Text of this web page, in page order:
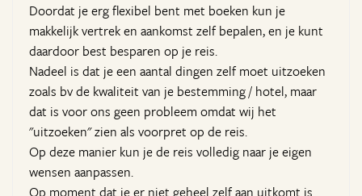
Doordat je erg flexibel bent met boeken kun je
makkelijk vertrek en aankomst zelf bepalen, en je kunt
daardoor best besparen op je reis.
Nadeel is dat je een aantal dingen zelf moet uitzoeken
zoals bv de kwaliteit van je bestemming / hotel, maar
dat is voor ons geen probleem omdat wij het
"uitzoeken" zien als voorpret op de reis.
Op deze manier kun je de reis volledig naar je eigen
wensen aanpassen.
Op moment dat je er niet geheel zelf aan uitkomt is